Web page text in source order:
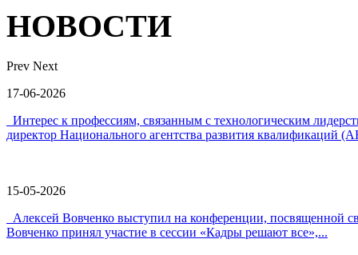
НОВОСТИ
Prev Next
17-06-2026
Интерес к профессиям, связанным с технологическим
директор Национального агентства развития квалификаций
15-05-2026
Алексей Вовченко выступил на конференции,
Вовченко принял участие в сессии «Кадры решают все»,...